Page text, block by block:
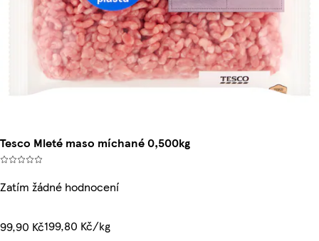
Tesco Mleté maso míchané 0,500kg
Zatím žádné hodnocení
99,90 Kč199,80 Kč/kg